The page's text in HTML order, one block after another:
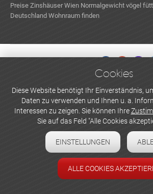
Preise Zinshäuser Wien Normalgewicht vögel
Deutschland Wohnraum finden
WERBEN UND
Newsletter abonnieren
Datenschutzerklärung
Cookie-Einstellungen
Cookies
Diese Website benötigt Ihr Einverständnis,
Daten zu verwenden und Ihnen u. a.
Interessen zu zeigen. Sie können Ihre
Sie auf das Feld "Alle Cookies
EINSTELLUNGEN
ALLE COOKIES